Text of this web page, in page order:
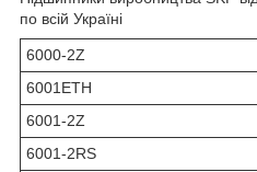
по всій Україні
6000-2Z
6001ETH
6001-2Z
6001-2RS